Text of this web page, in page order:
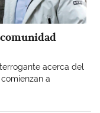
acerca del
a